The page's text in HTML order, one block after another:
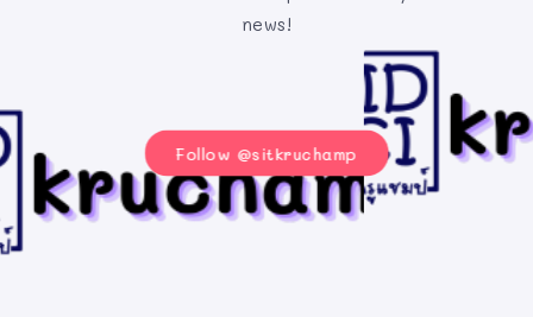
news!
Follow @sitkruchamp